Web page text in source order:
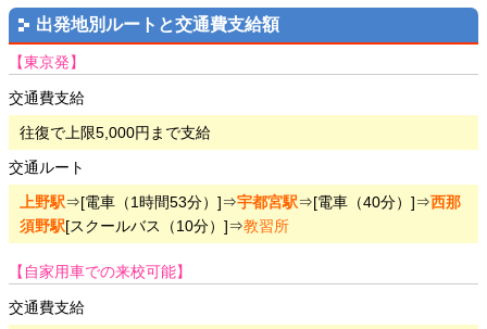
出発地別ルートと交通費支給額
【東京発】
交通費支給
往復で上限5,000円まで支給
交通ルート
上野駅⇒[電車（1時間53分）]⇒宇都宮駅⇒[電車（40分）]⇒西那
須野駅[スクールバス（10分）]⇒教習所
【自家用車での来校可能】
交通費支給